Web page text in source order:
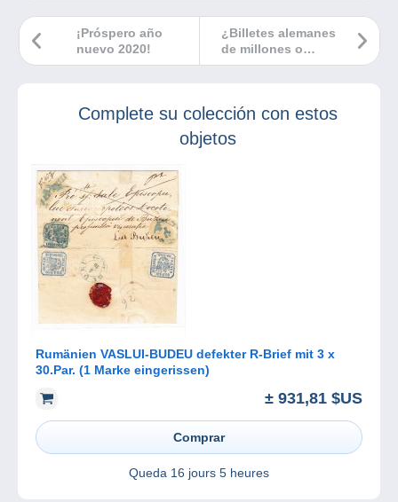
¿Billetes alemanes
de millones o
incluso de miles
descubrir!
¡Próspero año
nuevo 2020!
Complete su colección con estos
objetos
Rumänien VASLUI-BUDEU defekter R-Brief mit 3 x
30.Par. (1 Marke eingerissen)
± 931,81 $US
Comprar
Queda 16 jours 5 heures